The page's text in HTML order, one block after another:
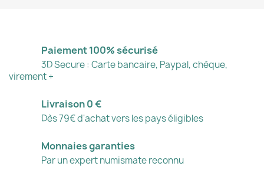
Paiement 100% sécurisé
3D Secure : Carte bancaire, Paypal, chèque,
virement +
Livraison 0 €
Dès 79€ d'achat vers les pays éligibles
Monnaies garanties
Par un expert numismate reconnu